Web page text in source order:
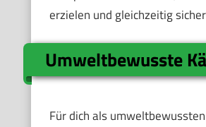
erzielen und gleichzeitig
Umweltbewusste
Für dich als